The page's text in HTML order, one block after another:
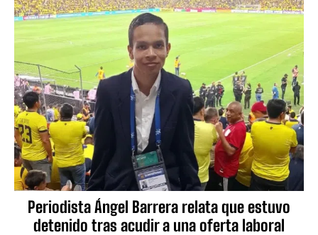
Periodista Ángel Barrera relata que estuvo
detenido tras acudir a una oferta laboral